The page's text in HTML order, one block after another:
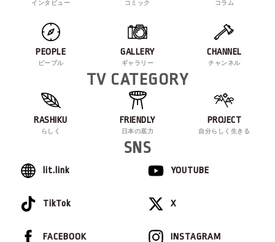
インタビュー コミック コラム
PEOPLE
ピープル
GALLERY
ギャラリー
CHANNEL
チャンネル
TV CATEGORY
RASHIKU
らしく
FRIENDLY
日本の底力
PROJECT
自分らしく生きる
SNS
lit.link YOUTUBE
TikTok X
INSTAGRAM
FACEBOOK